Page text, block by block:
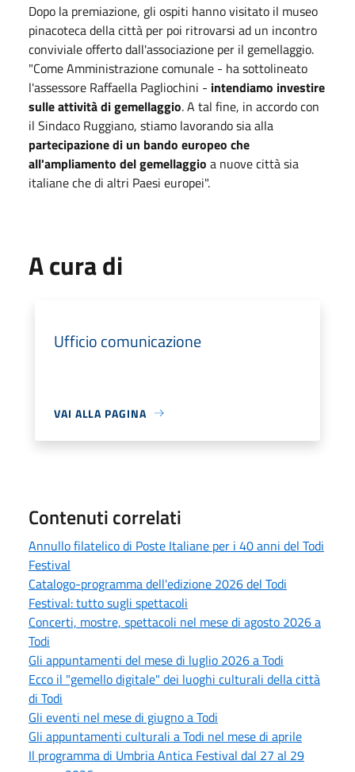
Dopo la premiazione, gli ospiti hanno visitato il museo
pinacoteca della città per poi ritrovarsi ad un incontro
conviviale offerto dall'associazione per il gemellaggio.
"Come Amministrazione comunale - ha sottolineato
l'assessore Raffaella Pagliochini - intendiamo investire
sulle attività di gemellaggio. A tal fine, in accordo con
il Sindaco Ruggiano, stiamo lavorando sia alla
partecipazione di un bando europeo che
all'ampliamento del gemellaggio a nuove città sia
italiane che di altri Paesi europei".
A cura di
Ufficio comunicazione
VAI ALLA PAGINA
Contenuti correlati
Annullo filatelico di Poste Italiane per i 40 anni del Todi
Festival
Catalogo-programma dell'edizione 2026 del Todi
Festival: tutto sugli spettacoli
Concerti, mostre, spettacoli nel mese di agosto 2026 a
Todi
Gli appuntamenti del mese di luglio 2026 a Todi
Ecco il "gemello digitale" dei luoghi culturali della città
di Todi
Gli eventi nel mese di giugno a Todi
Gli appuntamenti culturali a Todi nel mese di aprile
Il programma di Umbria Antica Festival dal 27 al 29